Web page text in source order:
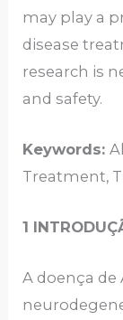
may play a
disease
research is
and safety.
Keywords:
Treatment,
1
A doença